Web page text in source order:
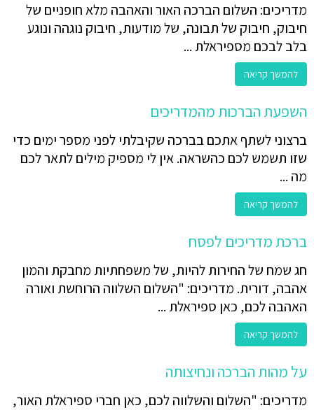
מדריכים: השלום הברכה האור והאהבה מלא חופניים של
חיבוק, חיבוק של תבונה, של מודעות, חיבוק נוגהה ונוגע
בלב לבכם מספיראלת ...
להמשך קריאה
השפעת הברכות מהמדריכים
ברצוני לשתף אתכם בברכה שקיבלתי לפני מספר ימים כדי
שזו תשמש לכם כהשראה. אין לי מספיק מילים לתאר לכם
מה ...
להמשך קריאה
ברכת מדריכים לפסח
חג שמח של החירות להיות, של משפחתיות מחבקת והמון
אהבה, דורית. מדריכים: "השלום השלווה הרוחשת ואורה
האהבה לכם, כאן ספיראלת ...
להמשך קריאה
על מהות הברכה ונחיצותה
מדריכים: "השלום והשלווה לכם, כאן חברי ספיראלת האור,